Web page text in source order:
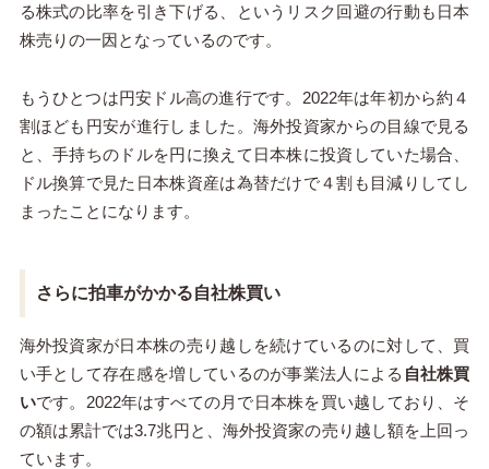
る株式の比率を引き下げる、というリスク回避の行動も日本
株売りの一因となっているのです。
もうひとつは円安ドル高の進行です。 2022年は年初から約４
割ほども円安が進行しました。海外投資家からの目線で見る
と、手持ちのドルを円に換えて日本株に投資していた場合、
ドル換算で見た日本株資産は為替だけで４割も目減りしてし
まったことになります。
さらに拍車がかかる自社株買い
海外投資家が日本株の売り越しを続けているのに対して、買
い手として存在感を増しているのが事業法人による 自社株買
いです。2022年はすべての月で日本株を買い越しており、そ
の額は累計では3.7兆円と、海外投資家の売り越し額を上回っ
ています。